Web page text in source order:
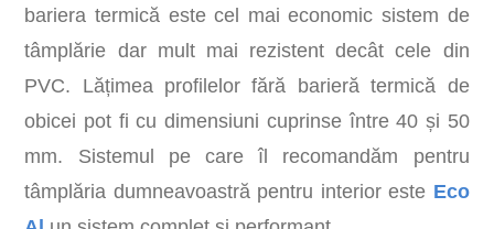
bariera termică este cel mai economic sistem de
tâmplărie dar mult mai rezistent decât cele din
PVC. Lățimea profilelor fără barieră termică de
obicei pot fi cu dimensiuni cuprinse între 40 și 50
mm. Sistemul pe care îl recomandăm pentru
tâmplăria dumneavoastră pentru interior este Eco